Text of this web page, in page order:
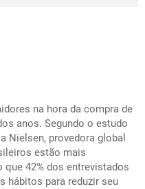
na hora da compra de
anos. Segundo o estudo
Nielsen, provedora global
estão mais
42% dos entrevistados
hábitos para reduzir seu